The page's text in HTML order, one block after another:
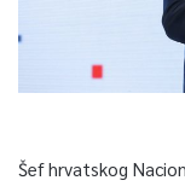
Šef hrvatskog